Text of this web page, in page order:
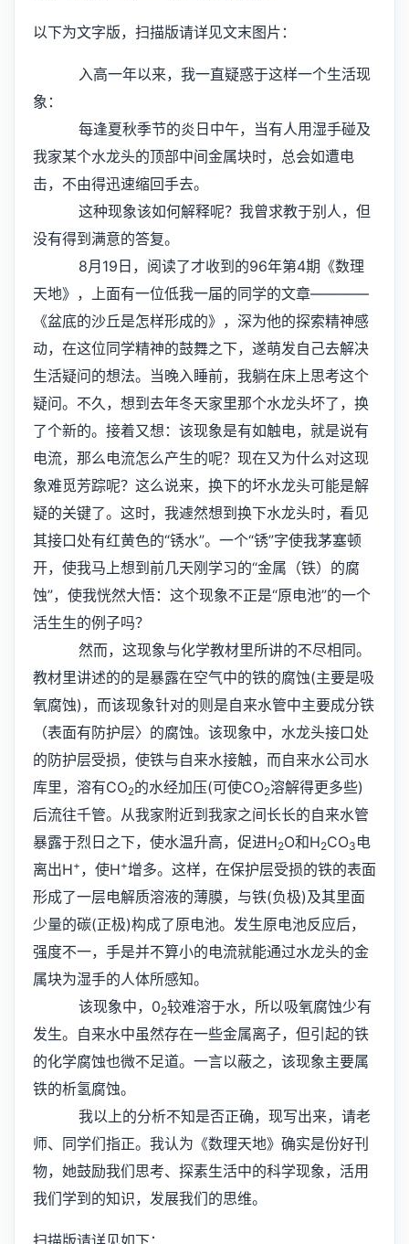
以下为文字版，扫描版请详见文末图片：
入高一年以来，我一直疑惑于这样一个生活现
象：
每逢夏秋季节的炎日中午，当有人用湿手碰及
我家某个水龙头的顶部中间金属块时，总会如遭电
击，不由得迅速缩回手去。
这种现象该如何解释呢？我曾求教于别人，但
没有得到满意的答复。
8月19日，阅读了才收到的96年第4期《数理
天地》，上面有一位低我一届的同学的文章————
《盆底的沙丘是怎样形成的》，深为他的探索精神感
动，在这位同学精神的鼓舞之下，遂萌发自己去解决
生活疑问的想法。当晚入睡前，我躺在床上思考这个
疑问。不久，想到去年冬天家里那个水龙头坏了，换
了个新的。接着又想：该现象是有如触电，就是说有
电流，那么电流怎么产生的呢？现在又为什么对这现
象难觅芳踪呢？这么说来，换下的坏水龙头可能是解
疑的关键了。这时，我遽然想到换下水龙头时，看见
其接口处有红黄色的“锈水”。一个“锈”字使我茅塞顿
开，使我马上想到前几天刚学习的“金属（铁）的腐
蚀”，使我恍然大悟：这个现象不正是“原电池”的一个
活生生的例子吗？
然而，这现象与化学教材里所讲的不尽相同。
教材里讲述的的是暴露在空气中的铁的腐蚀(主要是吸
氧腐蚀)，而该现象针对的则是自来水管中主要成分铁
（表面有防护层〉的腐蚀。该现象中，水龙头接口处
的防护层受损，使铁与自来水接触，而自来水公司水
库里，溶有CO2的水经加压(可使CO2溶解得更多些)
后流往千管。从我家附近到我家之间长长的自来水管
暴露于烈日之下，使水温升高，促进H2O和H2CO3 电
离出H+ ，使H+增多。这样，在保护层受损的铁的表面
形成了一层电解质溶液的薄膜，与铁(负极)及其里面
少量的碳(正极)构成了原电池。发生原电池反应后，
强度不一，手是并不算小的电流就能通过水龙头的金
属块为湿手的人体所感知。
该现象中，02较难溶于水，所以吸氧腐蚀少有
发生。自来水中虽然存在一些金属离子，但引起的铁
的化学腐蚀也微不足道。一言以蔽之，该现象主要属
铁的析氢腐蚀。
我以上的分析不知是否正确，现写出来，请老
师、同学们指正。我认为《数理天地》确实是份好刊
物，她鼓励我们思考、探素生活中的科学现象，活用
我们学到的知识，发展我们的思维。
扫描版请详见如下：